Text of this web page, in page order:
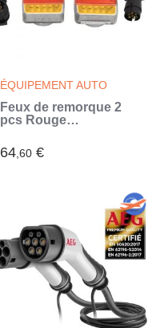
ÉQUIPEMENT AUTO
Feux de remorque 2
pcs Rouge
Ampoule LED 12 V
64,60 €